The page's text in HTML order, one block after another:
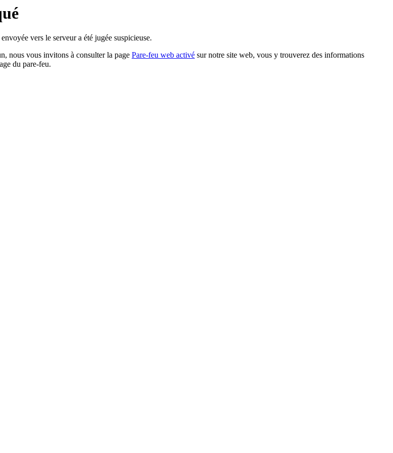
vers le serveur a été jugée suspicieuse.
nous vous invitons à consulter la page Pare-feu web activé sur notre site web, vous y trouverez des informations
du pare-feu.